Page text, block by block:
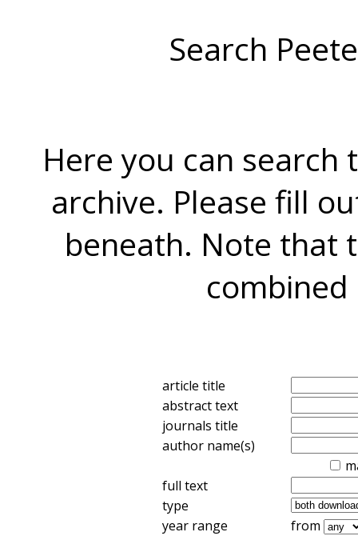
Search
Here you can search
archive. Please fill
beneath. Note that
combined
article title
abstract text
journals title
author name(s)
full text
type
year range
from